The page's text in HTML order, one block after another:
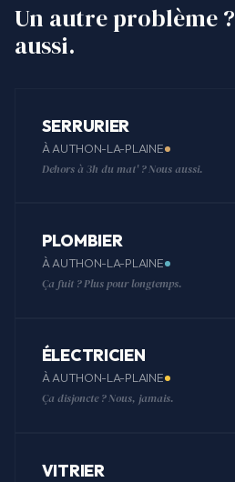
Un autre problème ?
aussi.
SERRURIER
À AUTHON-LA-PLAINE
Dehors à 3h du mat' ? Nous aussi.
PLOMBIER
À AUTHON-LA-PLAINE
Ça fuit ? Plus pour longtemps.
ÉLECTRICIEN
À AUTHON-LA-PLAINE
Ça disjoncte ? Nous, jamais.
VITRIER